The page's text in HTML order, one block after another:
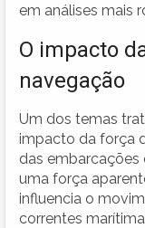
em análises mais
O impacto
navegação
Um dos temas
impacto da força
das embarcações
uma força
influencia o
correntes